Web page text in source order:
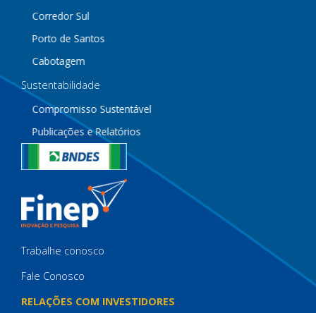
Corredor Sul
Porto de Santos
Cabotagem
Sustentabilidade
Compromisso Sustentável
Publicações e Relatórios
Trabalhe conosco
Fale Conosco
RELAÇÕES COM INVESTIDORES